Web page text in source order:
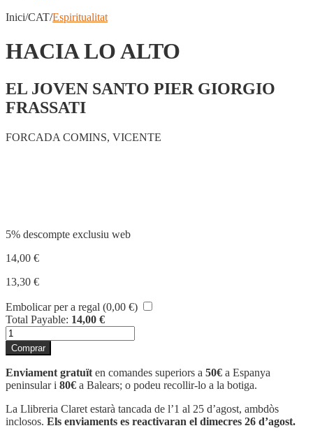
Inici/CAT/Espiritualitat
HACIA LO ALTO
EL JOVEN SANTO PIER GIORGIO
FRASSATI
FORCADA COMINS, VICENTE
5% descompte exclusiu web
14,00 €
13,30 €
Embolicar per a regal (0,00 €)
Total Payable: 14,00 €
quantitat
de
HACIA
LO
ALTO
Comprar
Enviament gratuït en comandes superiors a 50€ a Espanya
peninsular i 80€ a Balears; o podeu recollir-lo a la botiga.
La Llibreria Claret estarà tancada de l’1 al 25 d’agost, ambdòs
inclosos. Els enviaments es reactivaran el dimecres 26 d’agost.